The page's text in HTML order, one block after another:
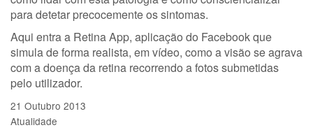
para detetar precocemente os sintomas.
Aqui entra a Retina App, aplicação do Facebook que
simula de forma realista, em vídeo, como a visão se agrava
com a doença da retina recorrendo a fotos submetidas
pelo utilizador.
21 Outubro 2013
Atualidade